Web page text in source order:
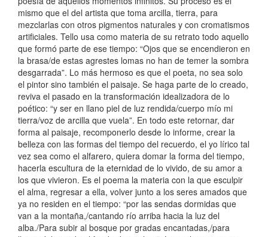
mismo que el del artista que toma arcilla, tierra, para
mezclarlas con otros pigmentos naturales y con cromatismos
artificiales. Tello usa como materia de su retrato todo aquello
que formó parte de ese tiempo: “Ojos que se encendieron en
la brasa/de estas agrestes lomas no han de temer la sombra
desgarrada”. Lo más hermoso es que el poeta, no sea solo
el pintor sino también el paisaje. Se haga parte de lo creado,
reviva el pasado en la transformación idealizadora de lo
poético: “y ser en llano piel de luz rendida/cuerpo mío mi
tierra/voz de arcilla que vuela”. En todo este retornar, dar
forma al paisaje, recomponerlo desde lo informe, crear la
belleza con las formas del tiempo del recuerdo, el yo lírico tal
vez sea como el alfarero, quiera domar la forma del tiempo,
hacerla escultura de la eternidad de lo vivido, de su amor a
los que vivieron. Es el poema la materia con la que esculpir
el alma, regresar a ella, volver junto a los seres amados que
ya no residen en el tiempo: “por las sendas dormidas que
van a la montaña,/cantando río arriba hacia la luz del
alba./Para subir al bosque por gradas encantadas,/para